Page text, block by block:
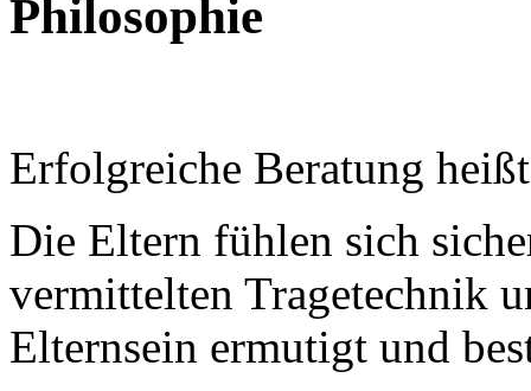
Philosophie
Erfolgreiche Beratung
Die Eltern fühlen sich
vermittelten Tragetechnik
Elternsein ermutigt und